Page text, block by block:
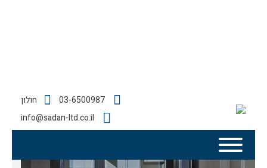
חולון
info@sadan-ltd.co.il